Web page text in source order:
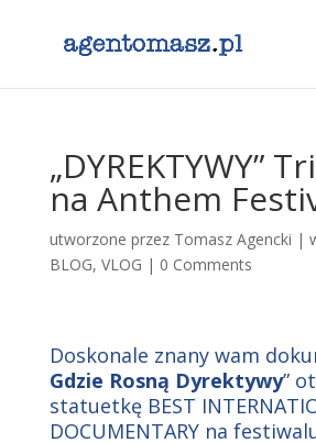
„DYREKTYWY”
na Anthem
utworzone przez Tomasz Agencki |
BLOG, VLOG | 0 Comments
Doskonale znany wam
Gdzie Rosną Dyrektywy”
statuetkę BEST
DOCUMENTARY na